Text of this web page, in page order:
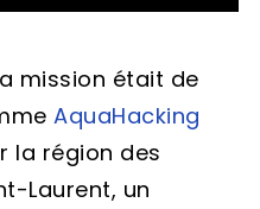
mission était de
AquaHacking
la région des
Laurent, un